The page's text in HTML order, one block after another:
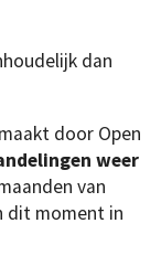
dan
door Open
weer
van
dit moment in